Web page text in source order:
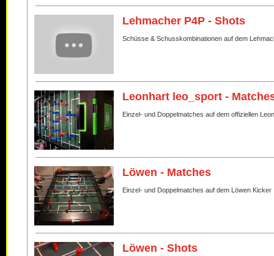
Lehmacher P4P - Shots
Schüsse & Schusskombinationen auf dem
Leonhart leo_sport -
Einzel- und Doppelmatches auf dem offiziellen
Löwen - Matches
Einzel- und Doppelmatches auf dem Löwen Kicker
Löwen - Shots